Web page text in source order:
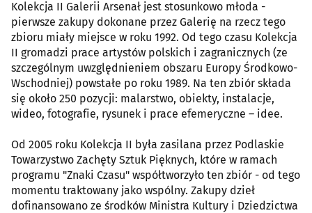
Kolekcja II Galerii Arsenał jest stosunkowo młoda -
pierwsze zakupy dokonane przez Galerię na rzecz tego
zbioru miały miejsce w roku 1992. Od tego czasu Kolekcja
II gromadzi prace artystów polskich i zagranicznych (ze
szczególnym uwzględnieniem obszaru Europy Środkowo-
Wschodniej) powstałe po roku 1989. Na ten zbiór składa
się około 250 pozycji: malarstwo, obiekty, instalacje,
wideo, fotografie, rysunek i prace efemeryczne – idee.
Od 2005 roku Kolekcja II była zasilana przez Podlaskie
Towarzystwo Zachęty Sztuk Pięknych, które w ramach
programu "Znaki Czasu" współtworzyło ten zbiór - od tego
momentu traktowany jako wspólny. Zakupy dzieł
dofinansowano ze środków Ministra Kultury i Dziedzictwa